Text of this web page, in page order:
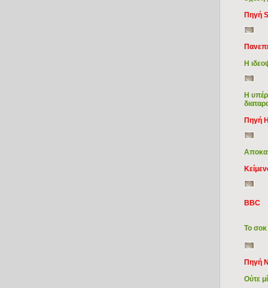
Πηγή
Η
Η
Πηγή
BBC
Το
Πηγή
Ούτε